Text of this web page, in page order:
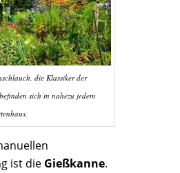
die Klassiker der
sich in nahezu jedem
ist die Gießkanne.